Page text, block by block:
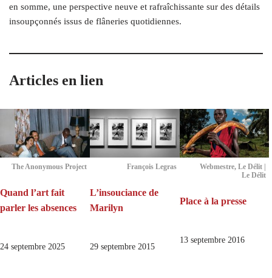
en somme, une perspective neuve et rafraîchissante sur des détails
insoupçonnés issus de flâneries quotidiennes.
Articles en lien
The Anonymous Project
Quand l’art fait
parler les absences
24 septembre 2025
François Legras
L’insouciance de
Marilyn
29 septembre 2015
Webmestre, Le Délit |
Le Délit
Place à la presse
13 septembre 2016